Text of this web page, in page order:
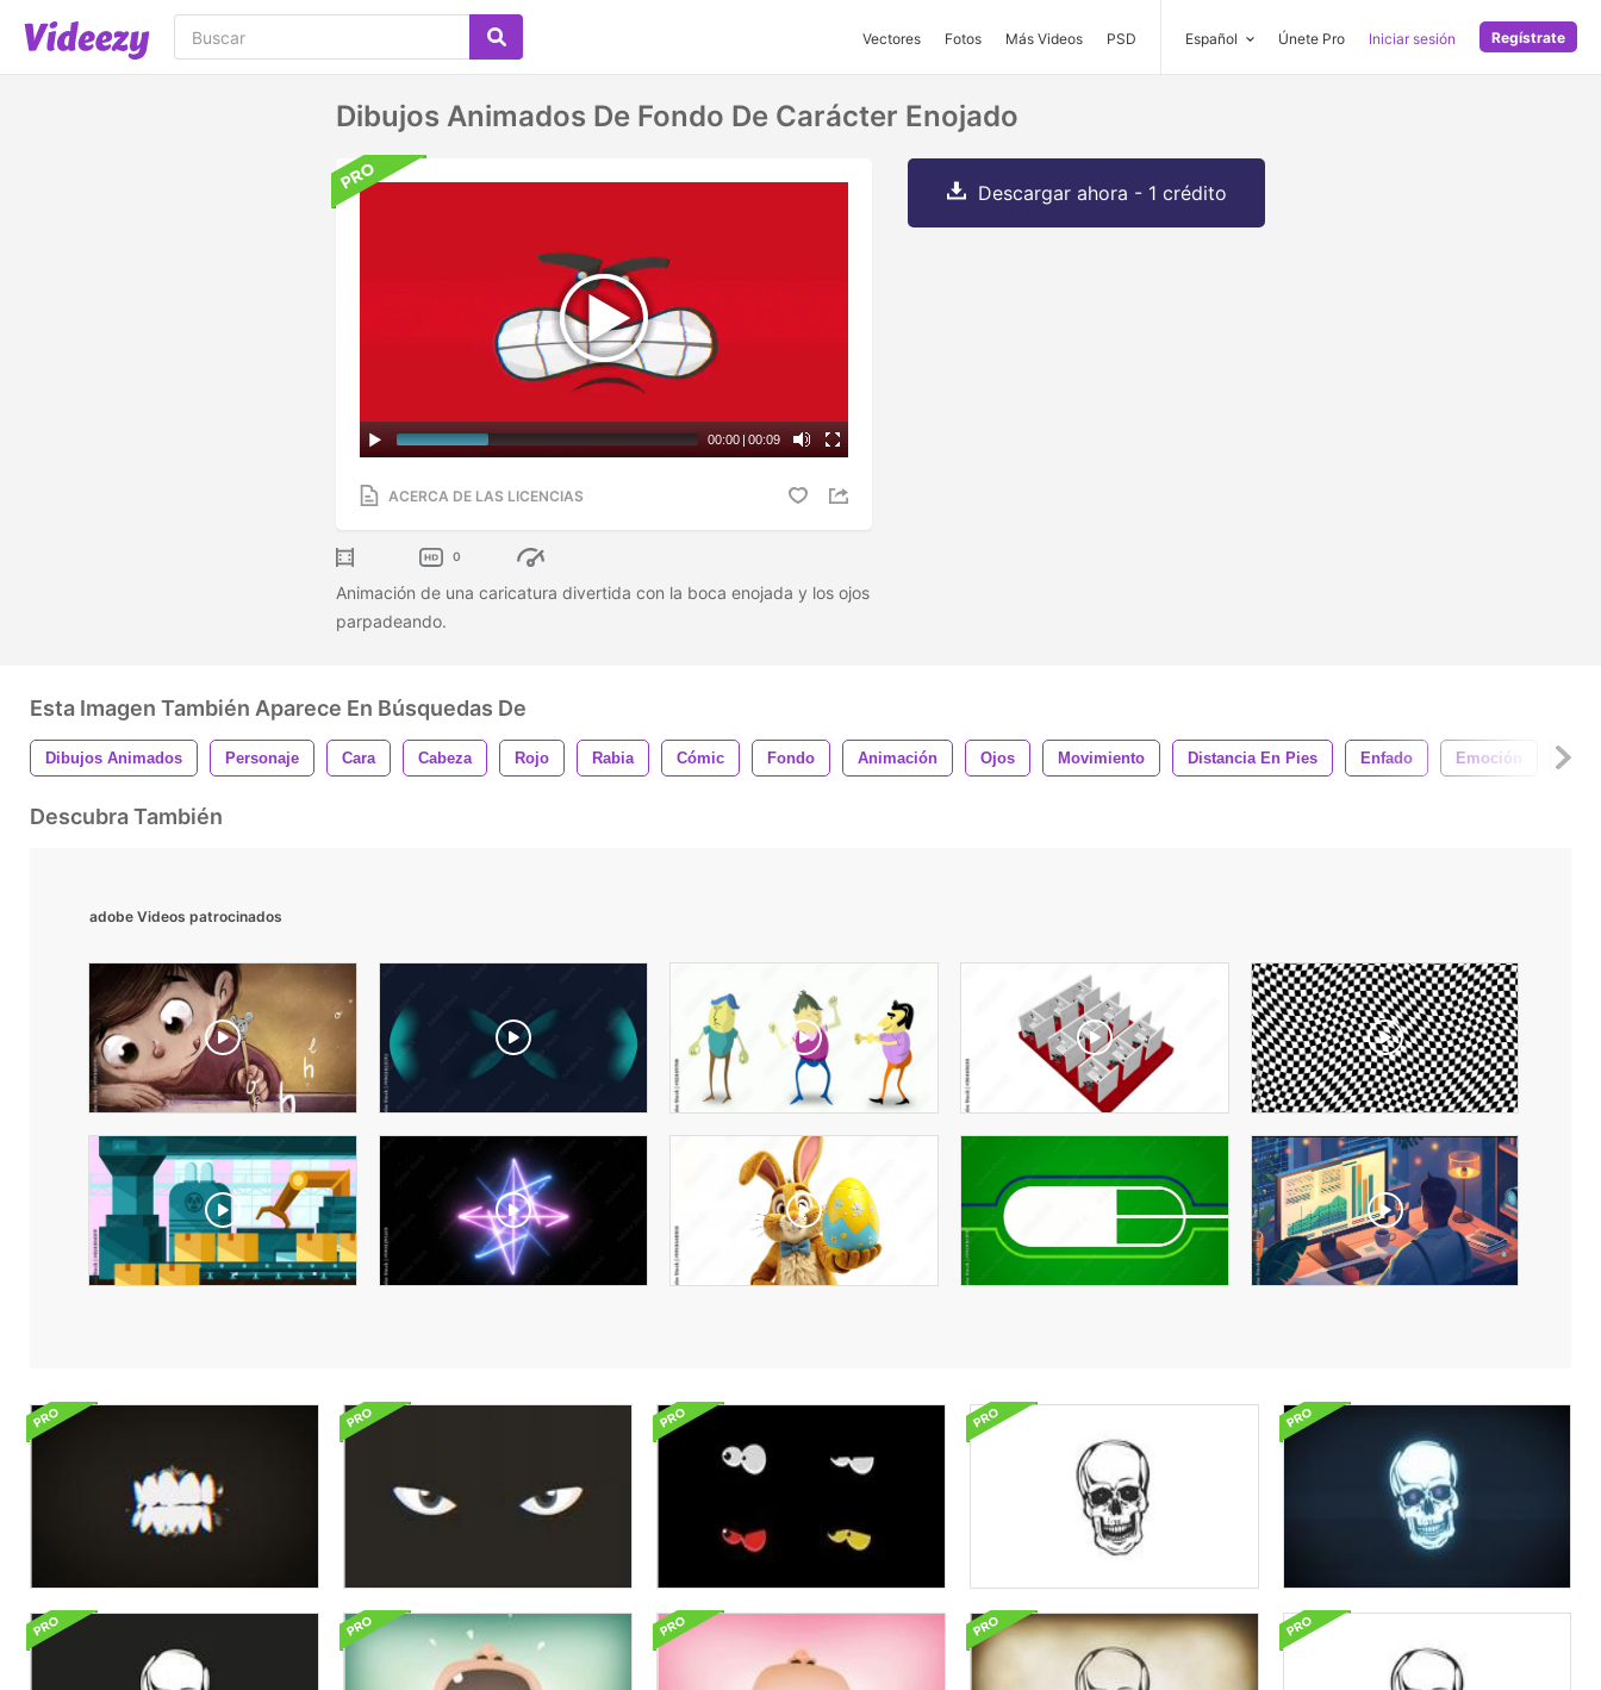
Vectores Fotos Más Videos PSD Español Únete Pro Iniciar sesión Regístrate
Dibujos Animados De Fondo De Carácter Enojado
00:00 | 00:09
ACERCA DE LAS LICENCIAS
0
Animación de una caricatura divertida con la boca enojada y los ojos
parpadeando.
Descargar ahora - 1 crédito
Esta Imagen También Aparece En Búsquedas De
Dibujos Animados Personaje Cara Cabeza Rojo Rabia Cómic Fondo Animación Ojos Movimiento Distancia En Pies Enfado Emoción
Descubra También
adobe Videos patrocinados